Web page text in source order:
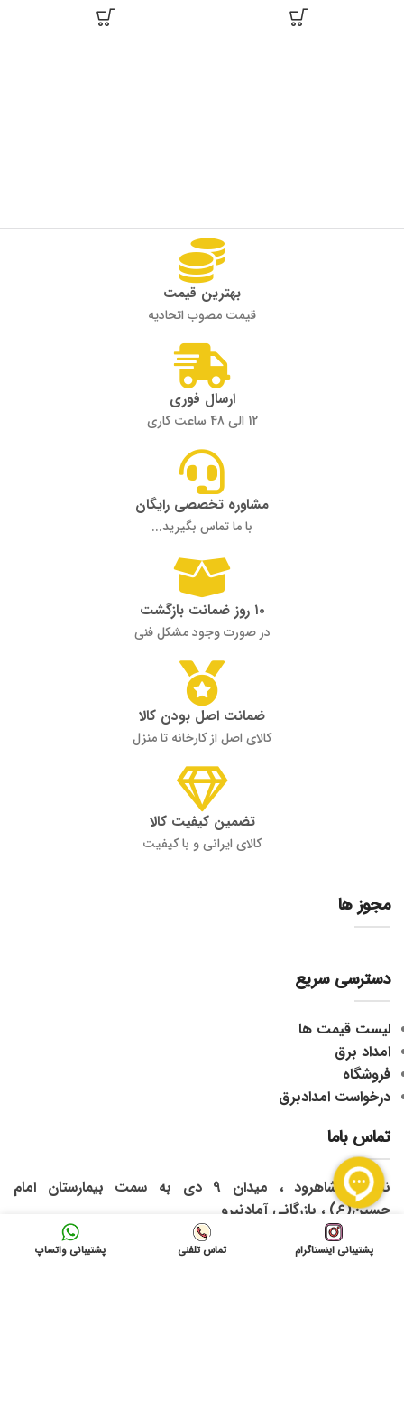
بهترین قیمت
قیمت مصوب اتحادیه
ارسال فوری
12 الی 48 ساعت کاری
مشاوره تخصصی رایگان
با ما تماس بگیرید...
۱۰ روز ضمانت بازگشت
در صورت وجود مشکل فنی
ضمانت اصل بودن کالا
کالای اصل از کارخانه تا منزل
تضمین کیفیت کالا
کالای ایرانی و با کیفیت
مجوز ها
دسترسی سریع
لیست قیمت ها
امداد برق
فروشگاه
درخواست امدادبرق
تماس باما
نشانی: شاهرود ، میدان 9 دی به سمت بیمارستان امام
حسین(ع) ، بازرگانی آمادنیرو
ایمیل: info@gvolta.com
پشتیبانی اینستاگرام تماس تلفنی پشتیبانی واتساپ